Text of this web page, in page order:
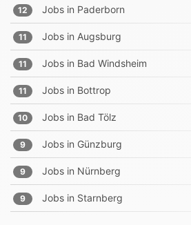
12 Jobs in Paderborn
11 Jobs in Augsburg
11 Jobs in Bad Windsheim
11 Jobs in Bottrop
10 Jobs in Bad Tölz
9 Jobs in Günzburg
9 Jobs in Nürnberg
9 Jobs in Starnberg